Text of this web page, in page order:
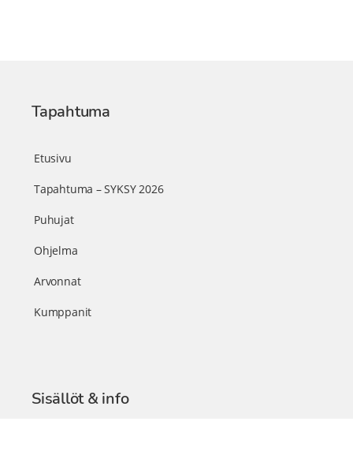
Tapahtuma
Etusivu
Tapahtuma – SYKSY 2026
Puhujat
Ohjelma
Arvonnat
Kumppanit
Sisällöt & info